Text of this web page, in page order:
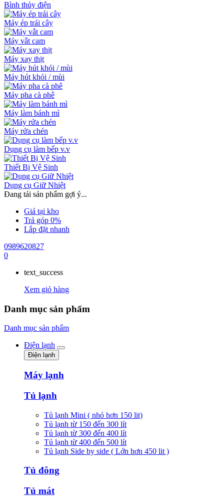
Bình thủy điện
Máy ép trái cây
Máy vắt cam
Máy xay thịt
Máy hút khói / mùi
Máy pha cà phê
Máy làm bánh mì
Máy rửa chén
Dụng cụ làm bếp v.v
Thiết Bị Vệ Sinh
Dụng cụ Giữ Nhiệt
Đang tải sản phẩm gợi ý...
Giá tại kho
Trả góp 0%
Lắp đặt nhanh
0989620827
0
text_success
Xem giỏ hàng
Danh mục sản phẩm
Danh mục sản phẩm
Điện lạnh
Điện lạnh
Máy lạnh
Tủ lạnh
Tủ lạnh Mini ( nhỏ hơn 150 lit)
Tủ lạnh từ 150 đến 300 lít
Tủ lạnh từ 300 đến 400 lít
Tủ lạnh từ 400 đến 500 lít
Tủ lạnh Side by side ( Lớn hơn 450 lit )
Tủ đông
Tủ mát